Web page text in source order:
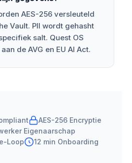
AES-256 versleuteld
Vault. PII wordt gehasht
salt. Quest OS
de AVG en EU AI Act.
AES-256 Encryptie
Eigenaarschap
Loop
12 min Onboarding